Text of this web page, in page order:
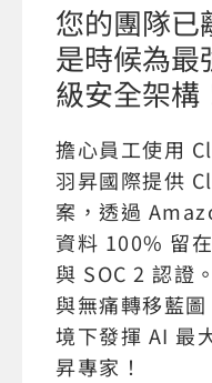
您的團隊已
是時候為最
級安全架構
擔心員工使用
羽昇國際提供
案，透過
資料 100% 留
與 SOC 2 認證
與無痛轉移藍
境下發揮 AI 最
昇專家！